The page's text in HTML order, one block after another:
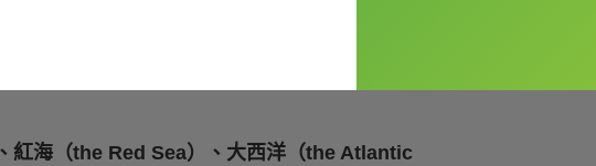
域（sea）以及海洋（ocean）
紅海（the Red Sea）、大西洋（the Atlantic